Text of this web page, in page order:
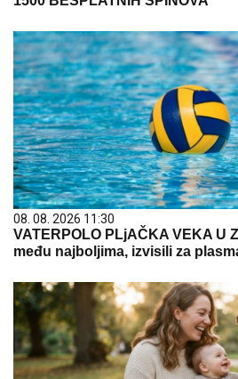
08. 08. 2026 11:30
VATERPOLO PLjAČKA VEKA U
među najboljima, izvisili za